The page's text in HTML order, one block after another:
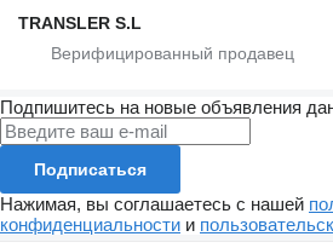
TRANSLER S.L
Подпишитесь на новые объявления
Подписаться
Нажимая, вы соглашаетесь с нашей
конфиденциальности и